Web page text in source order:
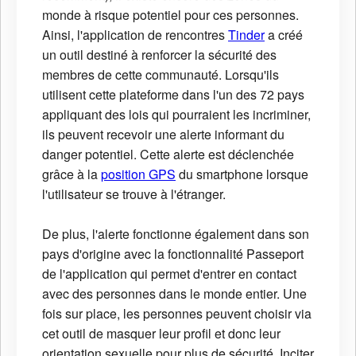
monde à risque potentiel pour ces personnes.
Ainsi, l'application de rencontresTindera créé
un outil destiné à renforcer la sécurité des
membres de cette communauté. Lorsqu'ils
utilisent cette plateforme dans l'un des 72 pays
appliquant des lois qui pourraient les incriminer,
ils peuvent recevoir une alerte informant du
danger potentiel. Cette alerte est déclenchée
grâce à laposition GPS du smartphone lorsque
l'utilisateur se trouve à l'étranger.
De plus, l'alerte fonctionne également dans son
pays d'origine avec la fonctionnalité Passeport
de l'application qui permet d'entrer en contact
avec des personnes dans le monde entier. Une
fois sur place, les personnes peuvent choisir via
cet outil de masquer leur profil et donc leur